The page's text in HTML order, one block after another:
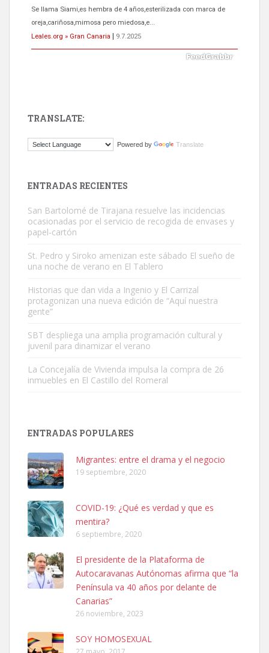
El ayuntamiento se va a llevar a Los Gatos callejeros de la zona los
próximos días, ella incluida...
Leales.org » Gran Canaria
9.7.2025
Este gato macho ha aparecido en la calle hace menos de un mes,
Busco adopción responsable para mi perra. Pastor alemán,
hembra, 4 años. Por motivos personales ...
Leales.org » Gran Canaria
Leales.org » Gran Canaria
Ninfa perdida
El día 5 se los perdió una ninfa papillera, asustada tiene miedo a la
calle, se perdió por la zon...
Leales.org » Gran Canaria
6.7.2025
TRANSLATE:
Powered by Translate
ENTRADAS RECIENTES
San Bartolomé de Tirajana resuelve las incidencias
ocasionadas por el servicio de recogida de envases y
papel-cartón
St. Pedro y Siroko amenizan este sábado El sueño de
una noche de verano en El Tablero
Historias que dan vida a Ingenio y El Carrizal
protagonizan una nueva edición de “Aquí nuestra
gente”
SBT despliega una amplia programación cultural y
juvenil para dinamizar el verano
La Concejalía de Vivienda impulsa la compra de 26
inmuebles en El Castillo del Romeral
ENTRADAS POPULARES
Migrantes: entre el drama y el negocio
19 septiembre, 2020
COVID-19: ¿Qué es verdad y que es
mentira?
6 septiembre, 2020
El presidente de la Plataforma de
Autocaravanas Autónomas afirma que “la
Península va 40 años por delante de
Canarias”
26 noviembre, 2023
SOY HOMOSEXUAL